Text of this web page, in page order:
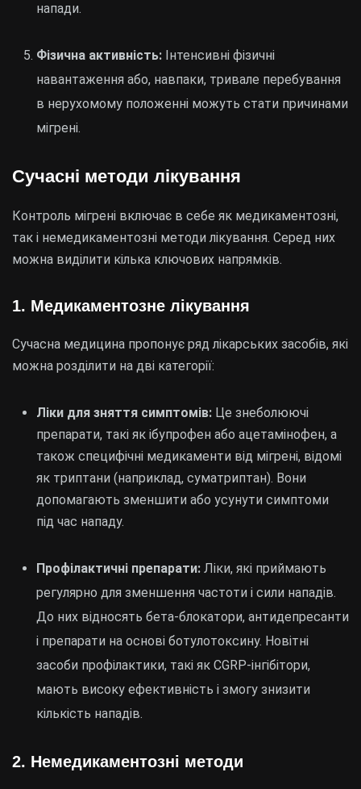
напади.
Фізична активність: Інтенсивні фізичні
навантаження або, навпаки, тривале перебування
в нерухомому положенні можуть стати причинами
мігрені.
Сучасні методи лікування
Контроль мігрені включає в себе як медикаментозні,
так і немедикаментозні методи лікування. Серед них
можна виділити кілька ключових напрямків.
1. Медикаментозне лікування
Сучасна медицина пропонує ряд лікарських засобів, які
можна розділити на дві категорії:
Ліки для зняття симптомів: Це знеболюючі
препарати, такі як ібупрофен або ацетамінофен, а
також специфічні медикаменти від мігрені, відомі
як триптани (наприклад, суматриптан). Вони
допомагають зменшити або усунути симптоми
під час нападу.
Профілактичні препарати: Ліки, які приймають
регулярно для зменшення частоти і сили нападів.
До них відносять бета-блокатори, антидепресанти
і препарати на основі ботулотоксину. Новітні
засоби профілактики, такі як CGRP-інгібітори,
мають високу ефективність і змогу знизити
кількість нападів.
2. Немедикаментозні методи